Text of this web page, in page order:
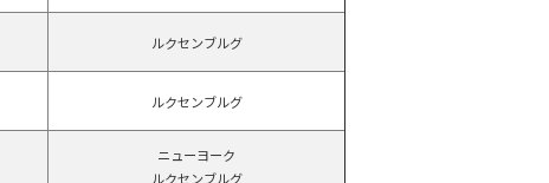
ルクセンブルグ
ルクセンブルグ
ニューヨーク
ルクセンブルグ